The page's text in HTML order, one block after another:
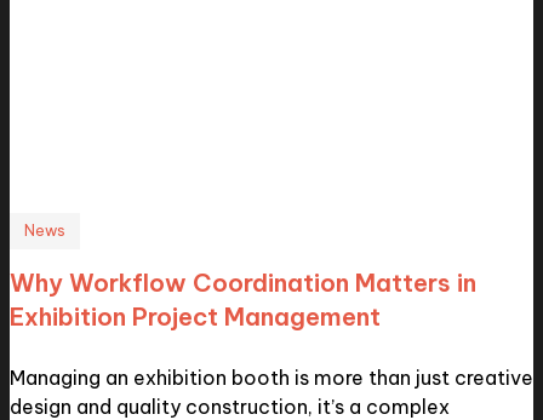
News
Why Workflow Coordination Matters in
Exhibition Project Management
Managing an exhibition booth is more than just creative
design and quality construction, it’s a complex